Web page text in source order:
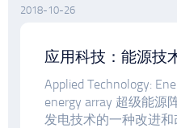
2018-10-26
应用科技：能源技
Applied Technology:
energy array 超级能源
发电技术的一种改进